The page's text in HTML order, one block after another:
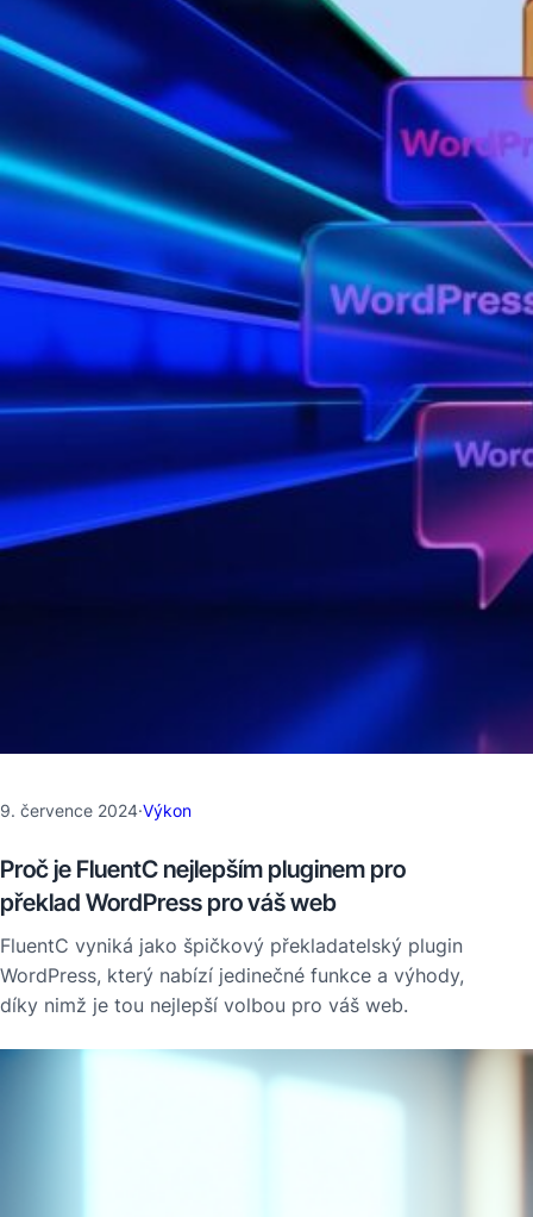
9. července 2024·Výkon
Proč je FluentC nejlepším pluginem pro
překlad WordPress pro váš web
FluentC vyniká jako špičkový překladatelský plugin
WordPress, který nabízí jedinečné funkce a výhody,
díky nimž je tou nejlepší volbou pro váš web.